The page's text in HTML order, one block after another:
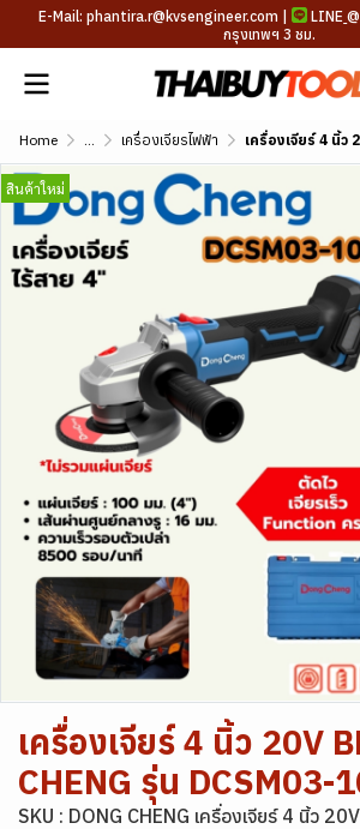
E-Mail: phantira.r@kvsengineer.com | LINE
กรุงเทพฯ 3 ชม.
Home ... เครื่องเจียรไฟฟ้า เครื่องเจียร์ 4 นิ้ว 20V BL
สินค้าใหม่
เครื่องเจียร์ 4 นิ้ว 20V
CHENG รุ่น DCSM03-
SKU : DONG CHENG เครื่องเจียร์ 4 นิ้ว